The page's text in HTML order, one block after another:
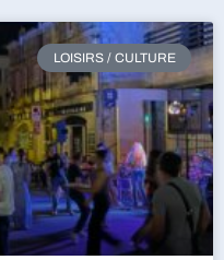
LOISIRS / CULTURE